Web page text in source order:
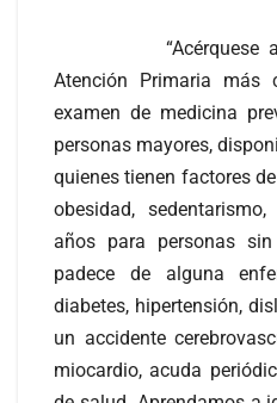
“Acérquese a su
Atención Primaria más
examen de medicina
personas mayores,
quienes tienen factores
obesidad,
años para personas
padece de alguna
diabetes, hipertensión,
un accidente
miocardio, acuda